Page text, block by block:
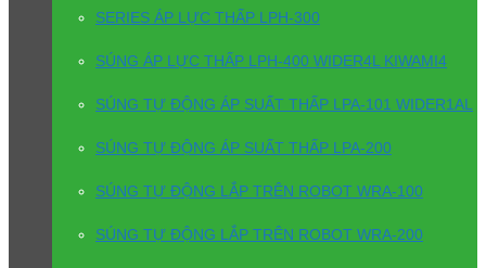
SERIES ÁP LỰC THẤP LPH-300
SÚNG ÁP LỰC THẤP LPH-400 WIDER4L KIWAMI4
SÚNG TỰ ĐỘNG ÁP SUẤT THẤP LPA-101 WIDER1AL
SÚNG TỰ ĐỘNG ÁP SUẤT THẤP LPA-200
SÚNG TỰ ĐỘNG LẮP TRÊN ROBOT WRA-100
SÚNG TỰ ĐỘNG LẮP TRÊN ROBOT WRA-200